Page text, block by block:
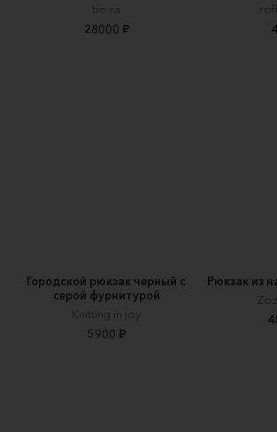
be:ra
28000 ₽
Городской рюкзак черный с
серой фурнитурой
Knitting in joy
5900 ₽
Рюкзак из